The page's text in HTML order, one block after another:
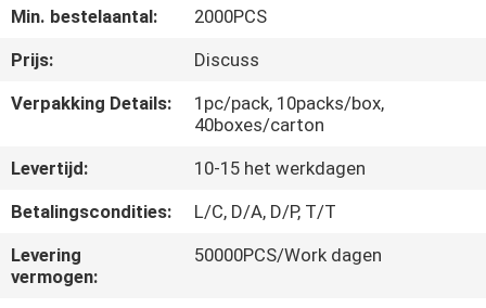
KWALITEITSCONTROLE
VERZOEK
OM
EEN
CITAAT
Min. bestelaantal:
2000PCS
Prijs:
Discuss
Verpakking Details:
1pc/pack, 10packs/box,
40boxes/carton
Levertijd:
10-15 het werkdagen
Betalingscondities:
L/C, D/A, D/P, T/T
Levering
vermogen:
50000PCS/Work dagen